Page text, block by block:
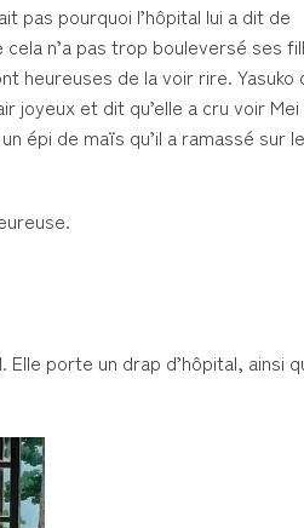
pas pourquoi l’hôpital lui a dit de
n’a pas trop bouleversé ses
heureuses de la voir rire. Yasuko
joyeux et dit qu’elle a cru voir
épi de maïs qu’il a ramassé sur
porte un drap d’hôpital, ainsi